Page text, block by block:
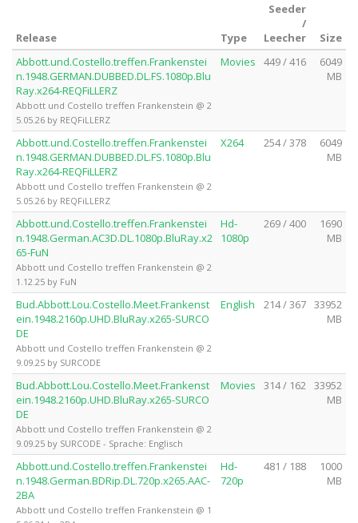
Release Type
Seeder
/
Leecher
Size
Abbott.und.Costello.treffen.Frankenstei
n.1948.GERMAN.DUBBED.DL.FS.1080p.Blu
Ray.x264-REQFiLLERZ
Abbott und Costello treffen Frankenstein @ 2
5.05.26 by REQFiLLERZ
Movies 449 / 416
6049
MB
Abbott.und.Costello.treffen.Frankenstei
n.1948.GERMAN.DUBBED.DL.FS.1080p.Blu
Ray.x264-REQFiLLERZ
Abbott und Costello treffen Frankenstein @ 2
5.05.26 by REQFiLLERZ
X264 254 / 378
6049
MB
Abbott.und.Costello.treffen.Frankenstei
n.1948.German.AC3D.DL.1080p.BluRay.x2
65-FuN
Abbott und Costello treffen Frankenstein @ 2
1.12.25 by FuN
Hd-
1080p
269 / 400
1690
MB
Bud.Abbott.Lou.Costello.Meet.Frankenst
ein.1948.2160p.UHD.BluRay.x265-SURCO
DE
Abbott und Costello treffen Frankenstein @ 2
9.09.25 by SURCODE
English 214 / 367 33952
MB
Bud.Abbott.Lou.Costello.Meet.Frankenst
ein.1948.2160p.UHD.BluRay.x265-SURCO
DE
Abbott und Costello treffen Frankenstein @ 2
9.09.25 by SURCODE - Sprache: Englisch
Movies 314 / 162 33952
MB
Abbott.und.Costello.treffen.Frankenstei
n.1948.German.BDRip.DL.720p.x265.AAC-
2BA
Abbott und Costello treffen Frankenstein @ 1
Hd-
720p
481 / 188
1000
MB